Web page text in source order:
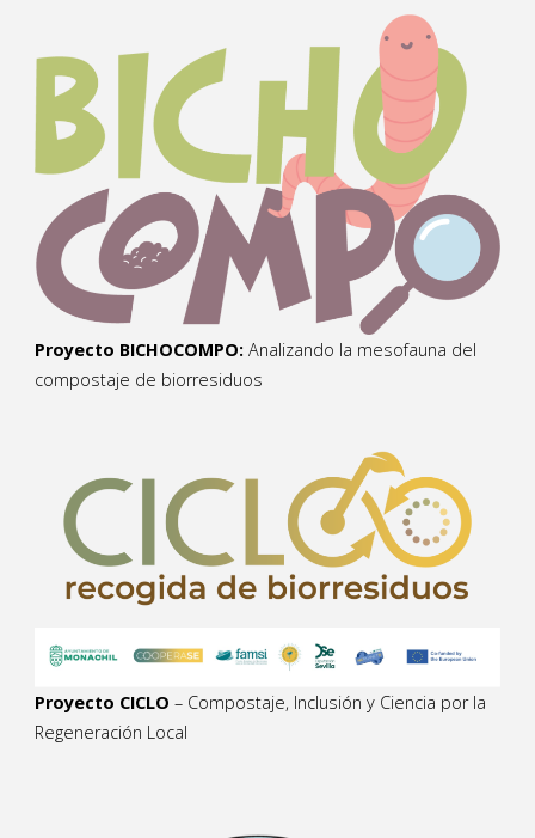
Proyecto BICHOCOMPO: Analizando la mesofauna del
compostaje de biorresiduos
Proyecto CICLO – Compostaje, Inclusión y Ciencia por la
Regeneración Local